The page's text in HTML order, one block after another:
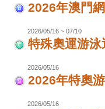
2026年澳門
2026/05/16 ~ 07/10
特殊奧運游
2026/05/16
2026年特奧
2026/05/16